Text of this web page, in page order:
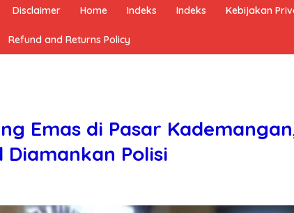
Disclaimer Home Indeks Indeks Kebijakan
Refund and Returns Policy
Emas di Pasar
Diamankan Polisi